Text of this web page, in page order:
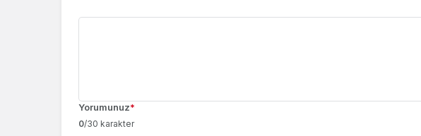
Yorumunuz*
0/30 karakter